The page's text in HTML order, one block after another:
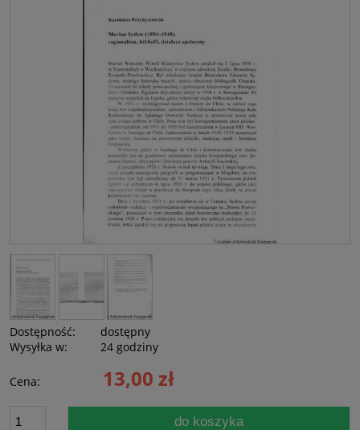
Dostępność:
dostępny
Wysyłka w:
24 godziny
Cena: 13,00 zł
do koszyka